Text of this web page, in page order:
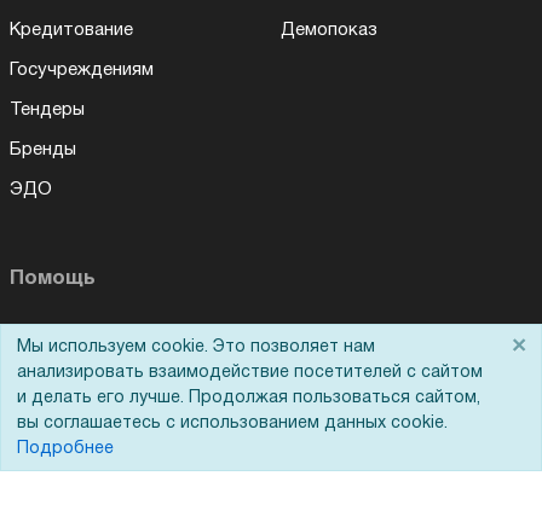
Кредитование
Госучреждениям
Тендеры
Бренды
ЭДО
Демопоказ
Помощь
Реквизиты
Сервисный центр
Мы используем cookie. Это позволяет нам
анализировать взаимодействие посетителей с сайтом
и делать его лучше. Продолжая пользоваться сайтом,
вы соглашаетесь с использованием данных cookie.
Подробнее
×
Для Вас доступно эксклюзивное приложение при
заказе этого товара
Получить скидку Не показывать